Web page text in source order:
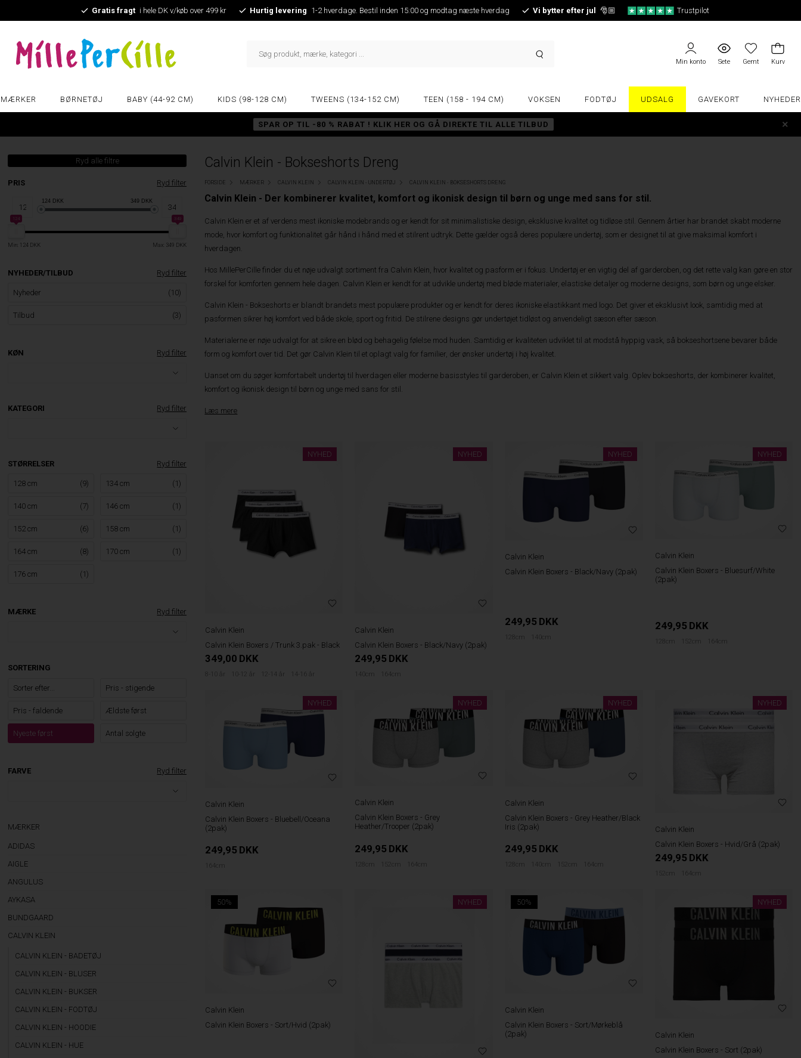
Gratis fragt i hele DK v/køb over 499 kr Hurtig levering 1-2 hverdage. Bestil inden 15:00 og modtag næste hverdag Vi bytter efter jul 🎅🏼 Trustpilot
Min konto Sete Gemt Kurv
MÆRKER BØRNETØJ BABY (44-92 CM) KIDS (98-128 CM) TWEENS (134-152 CM) TEEN (158 - 194 CM) VOKSEN FODTØJ UDSALG GAVEKORT NYHEDER
SPAR OP TIL -80 % RABAT ! KLIK HER OG GÅ DIREKTE TIL ALLE TILBUD
Ryd alle filtre
PRIS Ryd filter
124 DKK 349 DKK
124 349
Min: 124 DKK Max: 349 DKK
NYHEDER/TILBUD Ryd filter
Nyheder (10)
Tilbud (3)
KØN Ryd filter
KATEGORI Ryd filter
STØRRELSER Ryd filter
128 cm (9) 134 cm (1)
140 cm (7) 146 cm (1)
152 cm (6) 158 cm (1)
164 cm (8) 170 cm (1)
176 cm (1)
MÆRKE Ryd filter
SORTERING
Sorter efter... Pris - stigende
Pris - faldende Ældste først
Nyeste først Antal solgte
FARVE Ryd filter
MÆRKER
ADIDAS
AIGLE
ANGULUS
AYKASA
BUNDGAARD
CALVIN KLEIN
CALVIN KLEIN - BADETØJ
CALVIN KLEIN - BLUSER
CALVIN KLEIN - BUKSER
CALVIN KLEIN - FODTØJ
CALVIN KLEIN - HOODIE
CALVIN KLEIN - HUE
Calvin Klein - Bokseshorts Dreng
FORSIDE MÆRKER CALVIN KLEIN CALVIN KLEIN - UNDERTØJ CALVIN KLEIN - BOKSESHORTS DRENG
Calvin Klein - Der kombinerer kvalitet, komfort og ikonisk design til børn og unge med sans for stil.
Calvin Klein er et af verdens mest ikoniske modebrands og er kendt for sit minimalistiske design, eksklusive kvalitet og tidløse stil. Gennem årtier har brandet skabt moderne
mode, hvor komfort og funktionalitet går hånd i hånd med et stilrent udtryk. Dette gælder også deres populære undertøj, som er designet til at give maksimal komfort i
hverdagen.
Hos MillePerCille finder du et nøje udvalgt sortiment fra Calvin Klein, hvor kvalitet og pasform er i fokus. Undertøj er en vigtig del af garderoben, og det rette valg kan gøre en stor
forskel for komforten gennem hele dagen. Calvin Klein er kendt for at udvikle undertøj med bløde materialer, elastiske detaljer og moderne designs, som børn og unge elsker.
Calvin Klein - Bokseshorts er blandt brandets mest populære produkter og er kendt for deres ikoniske elastikkant med logo. Det giver et eksklusivt look, samtidig med at
pasformen sikrer høj komfort ved både skole, sport og fritid. De stilrene designs gør undertøjet tidløst og anvendeligt sæson efter sæson.
Materialerne er nøje udvalgt for at sikre en blød og behagelig følelse mod huden. Samtidig er kvaliteten udviklet til at modstå hyppig vask, så bokseshortsene bevarer både
form og komfort over tid. Det gør Calvin Klein til et oplagt valg for familier, der ønsker undertøj i høj kvalitet.
Uanset om du søger komfortabelt undertøj til hverdagen eller moderne basisstyles til garderoben, er Calvin Klein et sikkert valg. Oplev bokseshorts, der kombinerer kvalitet,
komfort og ikonisk design til børn og unge med sans for stil.
Læs mere
NYHED
Calvin Klein
Calvin Klein Boxers / Trunk 3.pak - Black
349,00 DKK
8-10 år 10-12 år 12-14 år 14-16 år
NYHED
Calvin Klein
Calvin Klein Boxers - Black/Navy (2pak)
249,95 DKK
140cm 164cm
NYHED
Calvin Klein
Calvin Klein Boxers - Black/Navy (2pak)
249,95 DKK
128cm 140cm
NYHED
Calvin Klein
Calvin Klein Boxers - Bluesurf/White
(2pak)
249,95 DKK
128cm 152cm 164cm
NYHED
Calvin Klein
Calvin Klein Boxers - Bluebell/Oceana
(2pak)
249,95 DKK
164cm
NYHED
Calvin Klein
Calvin Klein Boxers - Grey
Heather/Trooper (2pak)
249,95 DKK
128cm 152cm 164cm
NYHED
Calvin Klein
Calvin Klein Boxers - Grey Heather/Black
Iris (2pak)
249,95 DKK
128cm 140cm 152cm 164cm
NYHED
Calvin Klein
Calvin Klein Boxers - Hvid/Grå (2pak)
249,95 DKK
152cm 164cm
50%
Calvin Klein
Calvin Klein Boxers - Sort/Hvid (2pak)
NYHED 50%
Calvin Klein
Calvin Klein Boxers - Sort/Mørkeblå
(2pak)
NYHED
Calvin Klein
Calvin Klein Boxers - Sort (2pak)